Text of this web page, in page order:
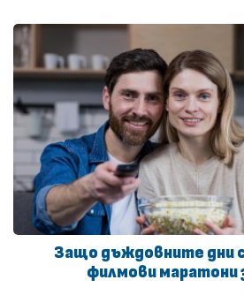
Защо дъждовните дни
филмови маратони